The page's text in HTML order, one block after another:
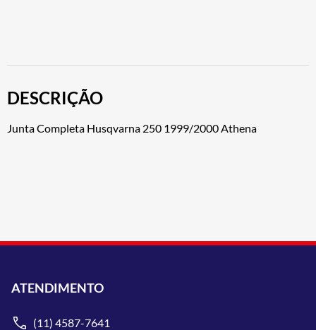
DESCRIÇÃO
Junta Completa Husqvarna 250 1999/2000 Athena
ATENDIMENTO
(11) 4587-7641